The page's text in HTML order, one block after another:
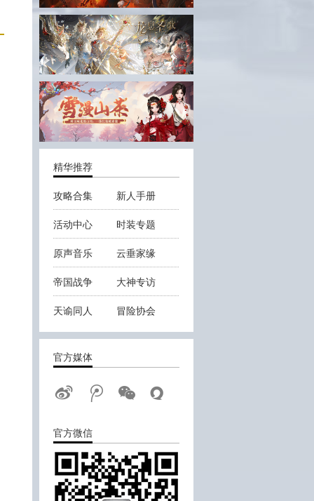
精华推荐
攻略合集 新人手册
活动中心 时装专题
原声音乐 云垂家缘
帝国战争 大神专访
天谕同人 冒险协会
云垂战报
官方媒体
官方微信